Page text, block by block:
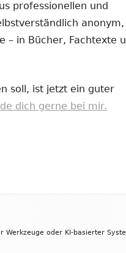
professionellen und
– in Bücher, Fachtexte
soll, ist jetzt ein guter
dich gerne bei mir.
oder KI-basierter